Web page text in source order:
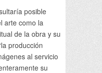
posible
arte como la
de la obra y su
producción
al servicio
su